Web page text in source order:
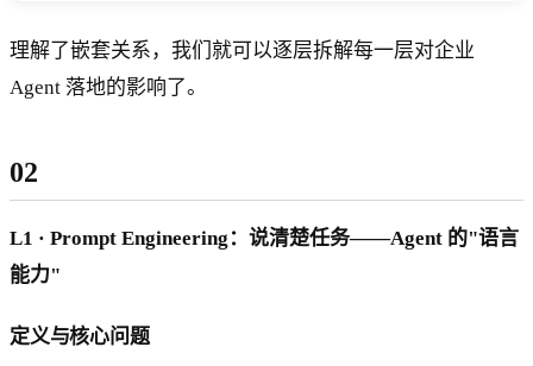
理解了嵌套关系，我们就可以逐层拆解每一层对企业
Agent 落地的影响了。
02
L1 · Prompt Engineering：说清楚任务——Agent 的"语言
能力"
定义与核心问题